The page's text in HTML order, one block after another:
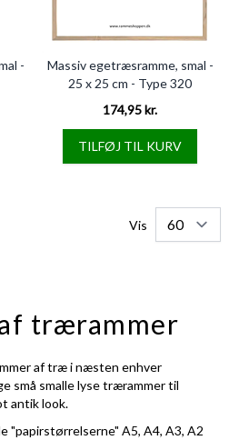
-
Massiv egetræsramme, smal -
25 x 25 cm - Type 320
174,95 kr.
TILFØJ TIL KURV
Vis
trærammer
af træ i næsten enhver
små smalle lyse trærammer til
antik look.
"papirstørrelserne" A5, A4, A3, A2